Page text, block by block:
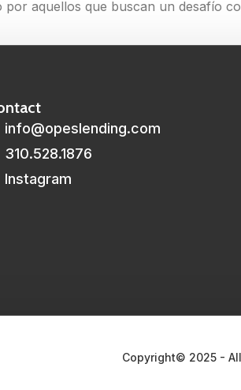
aquellos que buscan un desafío
info@opeslending.com
310.528.1876
Instagram
Copyright© 2025 -